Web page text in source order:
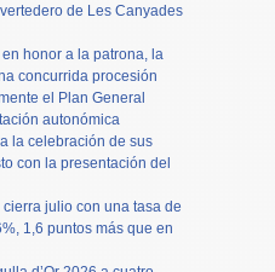
de Les Canyades
honor a la patrona, la
concurrida procesión
el Plan General
autonómica
la celebración de sus
con la presentación del
julio con una tasa de
1,6 puntos más que en